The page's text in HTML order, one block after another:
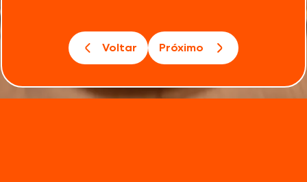
Voltar Próximo